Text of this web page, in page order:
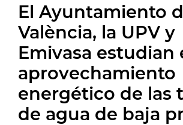
El Ayuntamiento
València, la UPV y
Emivasa estudian
aprovechamiento
energético de las
de agua de baja